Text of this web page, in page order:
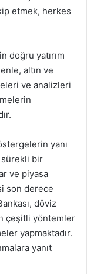
etmek, herkes
doğru yatırım
altın ve
ve analizleri
yanı
sürekli bir
ve piyasa
son derece
döviz
çeşitli yöntemler
yapmaktadır.
yanıt